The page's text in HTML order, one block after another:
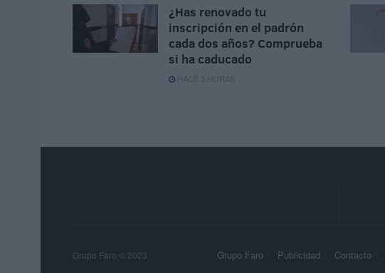
¿Has renovado tu
inscripción en el padrón
cada dos años? Comprueba
si ha caducado
HACE 3 HORAS
Grupo Faro Publicidad Contacto
Grupo Faro © 2023